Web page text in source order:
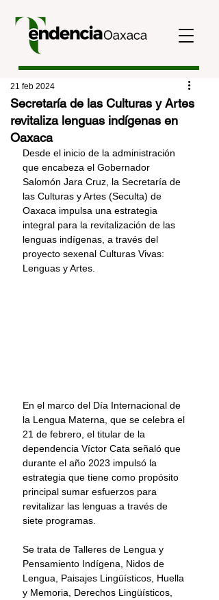
Secretaría de las Culturas y Artes
revitaliza lenguas indígenas en
Oaxaca
21 feb 2024
Desde el inicio de la administración
que encabeza el Gobernador
Salomón Jara Cruz, la Secretaría de
las Culturas y Artes (Seculta) de
Oaxaca impulsa una estrategia
integral para la revitalización de las
lenguas indígenas, a través del
proyecto sexenal Culturas Vivas:
Lenguas y Artes.
En el marco del Día Internacional de
la Lengua Materna, que se celebra el
21 de febrero, el titular de la
dependencia Víctor Cata señaló que
durante el año 2023 impulsó la
estrategia que tiene como propósito
principal sumar esfuerzos para
revitalizar las lenguas a través de
siete programas.
Se trata de Talleres de Lengua y
Pensamiento Indígena, Nidos de
Lengua, Paisajes Lingüísticos, Huella
y Memoria, Derechos Lingüísticos,